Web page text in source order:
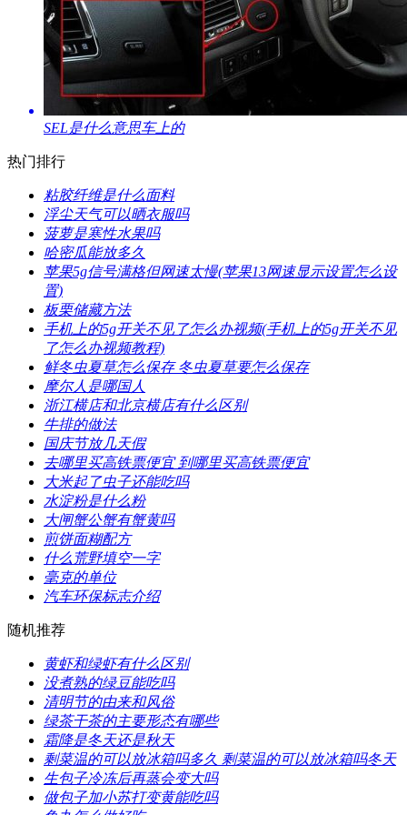
​SEL是什么意思车上的
热门排行
​粘胶纤维是什么面料
​浮尘天气可以晒衣服吗
​菠萝是寒性水果吗
​哈密瓜能放多久
​苹果5g信号满格但网速太慢(苹果13网速显示设置怎么设
置)
​板栗储藏方法
​手机上的5g开关不见了怎么办视频(手机上的5g开关不见
了怎么办视频教程)
​鲜冬虫夏草怎么保存 冬虫夏草要怎么保存
​摩尔人是哪国人
​浙江横店和北京横店有什么区别
​牛排的做法
​国庆节放几天假
​去哪里买高铁票便宜 到哪里买高铁票便宜
​大米起了虫子还能吃吗
​水淀粉是什么粉
​大闸蟹公蟹有蟹黄吗
​煎饼面糊配方
​什么荒野填空一字
​毫克的单位
​汽车环保标志介绍
随机推荐
​黄虾和绿虾有什么区别
​没煮熟的绿豆能吃吗
​清明节的由来和风俗
​绿茶干茶的主要形态有哪些
​霜降是冬天还是秋天
​剩菜温的可以放冰箱吗多久 剩菜温的可以放冰箱吗冬天
​生包子冷冻后再蒸会变大吗
​做包子加小苏打变黄能吃吗